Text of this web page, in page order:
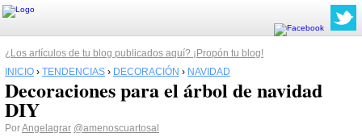
¿Los artículos de tu blog publicados aquí? ¡Propón tu blog!
INICIO › TENDENCIAS › DECORACIÓN › NAVIDAD
Decoraciones para el árbol de navidad
DIY
PorAngelagrar @amenoscuartosal